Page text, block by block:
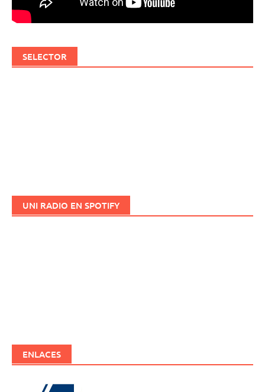
SELECTOR
UNI RADIO EN SPOTIFY
ENLACES